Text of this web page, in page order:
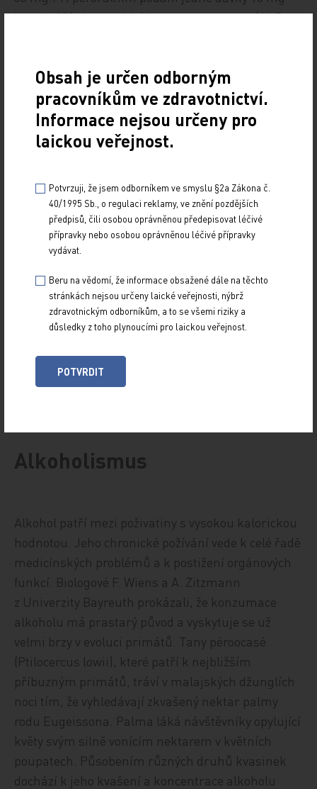
je nejvyšší plazmatické koncentrace – c
(16,5
potravy s vysokým obsahem tuku zvyšuje c
o 50 %, čas k dosažení nejvyšší plazmatické
koncentrace je však prodloužen o 30 % [5].
Nalmefen se váže na plazmatické bílkoviny pouze
z 30 %. Vyšetření pozitronovou tomografií ukázalo,
opioidních receptorů během tří hodin po požití.
Nalmefen rychle prochází hematoencefalickou
bariérou.
Nalmefen je metabolizován hlavně v játrech
přímou konjugací s kyselinou glukuronovou a také
N-dealkylací. Metabolity s glukuronidy jsou
neaktivní, N-dealkylované metabolity mají
minimální farmakologické účinky. Méně než 1 %
dávky se vylučuje nezměněno.
Alkoholismus
Alkohol patří mezi poživatiny s vysokou kalorickou
hodnotou. Jeho chronické požívání vede k celé řadě
medicínských problémů a k postižení orgánových
funkcí. Biologové F. Wiens a A. Zitzmann
z Univerzity Bayreuth prokázali, že konzumace
alkoholu má prastarý původ a vyskytuje se už
velmi brzy v evoluci primátů. Tany péroocasé
(Ptilocercus lowii), které patří k nejbližším
příbuzným primátů, tráví v malajských džunglích
noci tím, že vyhledávají zkvašený nektar palmy
rodu Eugeissona. Palma láká návštěvníky opylující
květy svým silně vonícím nektarem v květních
poupatech. Působením různých druhů kvasinek
dochází k jeho kvašení a koncentrace alkoholu
Obsah je určen odborným
pracovníkům ve zdravotnictví.
Informace nejsou určeny pro
laickou veřejnost.
Potvrzuji, že jsem odborníkem ve smyslu §2a Zákona č.
40/1995 Sb., o regulaci reklamy, ve znění pozdějších
předpisů, čili osobou oprávněnou předepisovat léčivé
přípravky nebo osobou oprávněnou léčivé přípravky
vydávat.
Beru na vědomí, že informace obsažené dále na těchto
stránkách nejsou určeny laické veřejnosti, nýbrž
zdravotnickým odborníkům, a to se všemi riziky a
důsledky z toho plynoucími pro laickou veřejnost.
POTVRDIT